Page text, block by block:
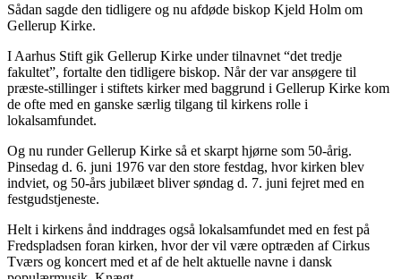
Sådan sagde den tidligere og nu afdøde biskop Kjeld Holm om
Gellerup Kirke.
I Aarhus Stift gik Gellerup Kirke under tilnavnet “det tredje
fakultet”, fortalte den tidligere biskop. Når der var ansøgere til
præste-stillinger i stiftets kirker med baggrund i Gellerup Kirke kom
de ofte med en ganske særlig tilgang til kirkens rolle i
lokalsamfundet.
Og nu runder Gellerup Kirke så et skarpt hjørne som 50-årig.
Pinsedag d. 6. juni 1976 var den store festdag, hvor kirken blev
indviet, og 50-års jubilæet bliver søndag d. 7. juni fejret med en
festgudstjeneste.
Helt i kirkens ånd inddrages også lokalsamfundet med en fest på
Fredspladsen foran kirken, hvor der vil være optræden af Cirkus
Tværs og koncert med et af de helt aktuelle navne i dansk